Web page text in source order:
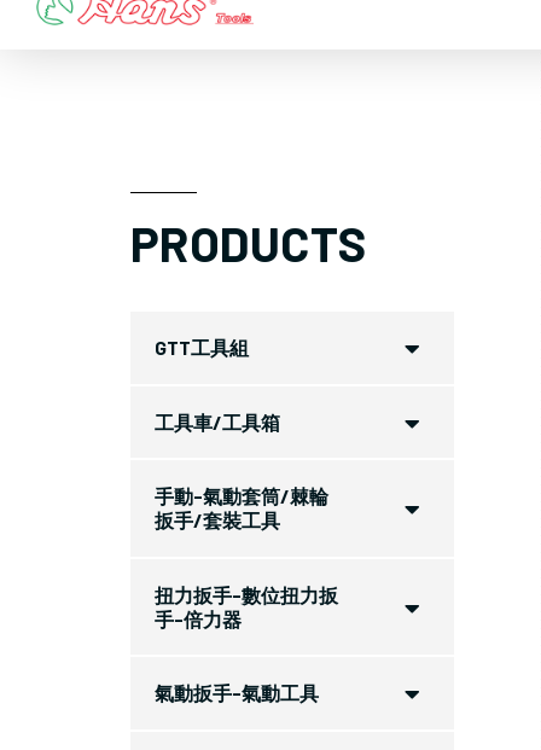
PRODUCTS
GTT工具組
工具車/工具箱
手動-氣動套筒/棘輪
扳手/套裝工具
扭力扳手-數位扭力扳
手-倍力器
氣動扳手-氣動工具